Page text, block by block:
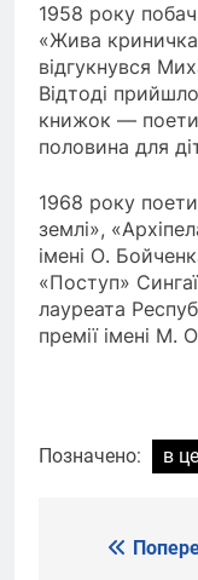
1958 року
«Жива
відгукнувся
Відтоді
книжок —
половина для
1968 року
землі»,
імені О.
«Поступ»
лауреата
премії імені М.
Позначено: в
Навігація